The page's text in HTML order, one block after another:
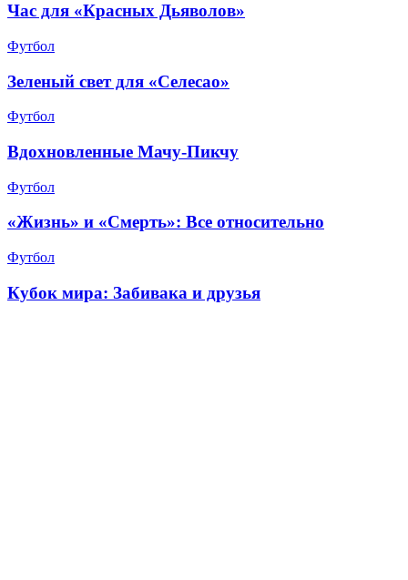
Час для «Красных Дьяволов»
Футбол
Зеленый свет для «Селесао»
Футбол
Вдохновленные Мачу-Пикчу
Футбол
«Жизнь» и «Смерть»: Все относительно
Футбол
Кубок мира: Забивака и друзья